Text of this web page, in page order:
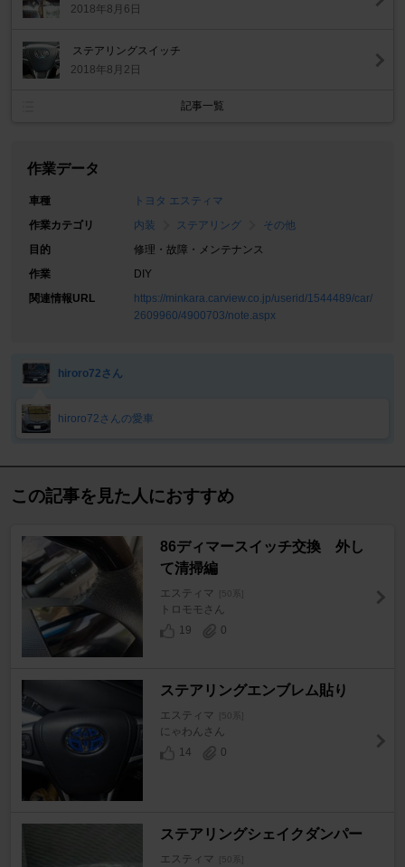
2018年8月6日
ステアリングスイッチ
2018年8月2日
記事一覧
作業データ
車種
トヨタ エスティマ
作業カテゴリ
内装 ステアリング
その他
目的
修理・故障・メンテナンス
作業
DIY
関連情報URL
https://minkara.carview.co.jp/userid/1544489/car/
2609960/4900703/note.aspx
hiroro72さん
hiroro72さんの愛車
この記事を見た人におすすめ
86ディマースイッチ交換 外し
て清掃編
エスティマ [50系]
トロモモさん
19
0
ステアリングエンブレム貼り
エスティマ [50系]
にゃわんさん
14
0
ステアリングシェイクダンパー
エスティマ [50系]